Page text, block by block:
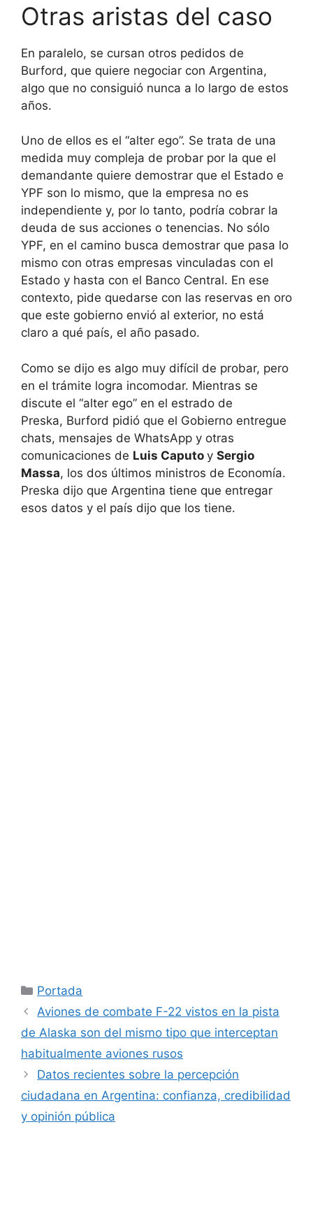
Otras aristas del caso
En paralelo, se cursan otros pedidos de
Burford, que quiere negociar con Argentina,
algo que no consiguió nunca a lo largo de estos
años.
Uno de ellos es el “alter ego”. Se trata de una
medida muy compleja de probar por la que el
demandante quiere demostrar que el Estado e
YPF son lo mismo, que la empresa no es
independiente y, por lo tanto, podría cobrar la
deuda de sus acciones o tenencias. No sólo
YPF, en el camino busca demostrar que pasa lo
mismo con otras empresas vinculadas con el
Estado y hasta con el Banco Central. En ese
contexto, pide quedarse con las reservas en oro
que este gobierno envió al exterior, no está
claro a qué país, el año pasado.
Como se dijo es algo muy difícil de probar, pero
en el trámite logra incomodar. Mientras se
discute el “alter ego” en el estrado de
Preska, Burford pidió que el Gobierno entregue
chats, mensajes de WhatsApp y otras
comunicaciones de Luis Caputo y Sergio
Massa, los dos últimos ministros de Economía.
Preska dijo que Argentina tiene que entregar
esos datos y el país dijo que los tiene.
Categorías
Portada
Aviones de combate F-22 vistos en la pista
de Alaska son del mismo tipo que interceptan
habitualmente aviones rusos
Datos recientes sobre la percepción
ciudadana en Argentina: confianza, credibilidad
y opinión pública